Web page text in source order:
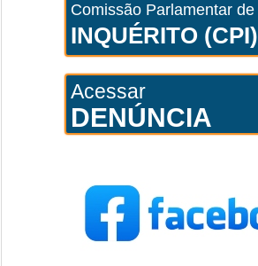
Comissão Parlamentar de
INQUÉRITO (CPI)
Acessar
DENÚNCIA